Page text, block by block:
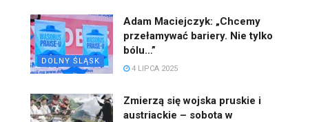
DOLNY ŚLĄSK
Adam Maciejczyk: „Chcemy
przełamywać bariery. Nie tylko
bólu…”
4 LIPCA 2025
Zmierzą się wojska pruskie i
austriackie – sobota w